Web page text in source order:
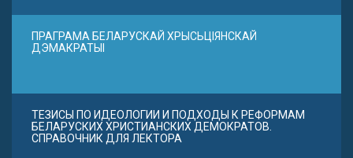
ПРАГРАМА БЕЛАРУСКАЙ ХРЫСЬЦІЯНСКАЙ
ДЭМАКРАТЫІ
ТЕЗИСЫ ПО ИДЕОЛОГИИ И ПОДХОДЫ К РЕФОРМАМ
БЕЛАРУСКИХ ХРИСТИАНСКИХ ДЕМОКРАТОВ.
СПРАВОЧНИК ДЛЯ ЛЕКТОРА